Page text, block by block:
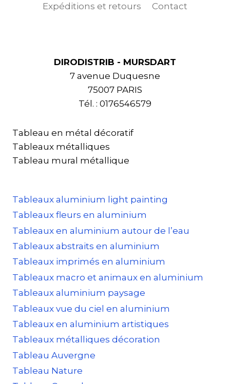
Expéditions et retours
Contact
DIRODISTRIB - MURSDART
7 avenue Duquesne
75007 PARIS
Tél. : 0176546579
Tableau en métal décoratif
Tableaux métalliques
Tableau mural métallique
Tableaux aluminium light painting
Tableaux fleurs en aluminium
Tableaux en aluminium autour de l’eau
Tableaux abstraits en aluminium
Tableaux imprimés en aluminium
Tableaux macro et animaux en aluminium
Tableaux aluminium paysage
Tableaux vue du ciel en aluminium
Tableaux en aluminium artistiques
Tableaux métalliques décoration
Tableau Auvergne
Tableau Nature